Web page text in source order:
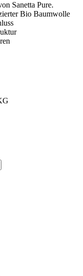
Sanetta Pure.
Bio Baumwolle